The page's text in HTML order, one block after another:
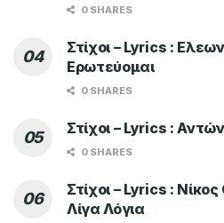
0 SHARES
Στίχοι – Lyrics :
Ερωτεύομαι
0 SHARES
Στίχοι – Lyrics :
0 SHARES
Στίχοι – Lyrics :
Λίγα Λόγια